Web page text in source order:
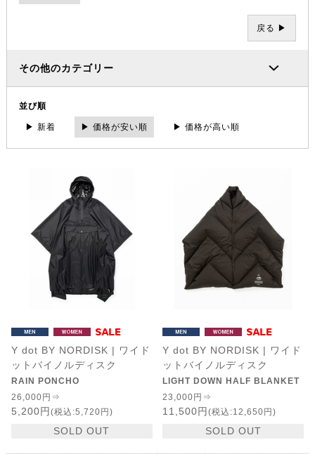
戻る ▶
その他のカテゴリー
並び順
▶ 新着 ▶ 価格が安い順 ▶ 価格が高い順
Y dot BY NORDISK | ワイド
ットバイノルディスク
RAIN PONCHO
26,000円⇒
5,200円 (税込:5,720円)
SOLD OUT
Y dot BY NORDISK | ワイド
ットバイノルディスク
LIGHT DOWN HALF BLANKET
23,000円⇒
11,500円 (税込:12,650円)
SOLD OUT